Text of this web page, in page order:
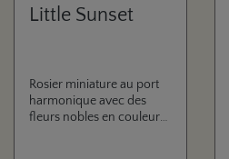
Little Sunset
Rosier miniature au port
harmonique avec des
fleurs nobles en couleur